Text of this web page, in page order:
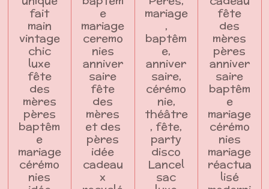
fait
main
vintage
chic
luxe
fête
des
mères
pères
baptêm
e
mariage
cérémo
nies
e
mariage
ceremo
nies
anniver
saire
fête
des
mères
et des
pères
idée
cadeau
x
mariage
,
baptêm
e,
anniver
saire,
cérémo
nie,
théâtre
, fête,
party
disco
Lancel
sac
fête
des
mères
pères
anniver
saire
baptêm
e
mariage
cérémo
nies
mariage
réactua
lisé